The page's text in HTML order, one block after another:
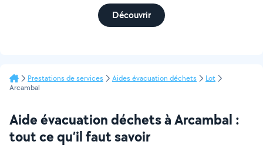
Découvrir
Prestations de services Aides évacuation déchets
Lot
Arcambal
Aide évacuation déchets à Arcambal :
tout ce qu’il faut savoir